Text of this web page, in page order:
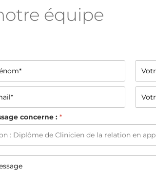
équipe
concerne : *